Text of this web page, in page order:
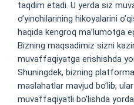
taqdim etadi. U yerda siz
o’yinchilarining hikoyalarini
haqida kengroq ma’lumotga
Bizning maqsadimiz sizni
muvaffaqiyatga erishishda
Shuningdek, bizning
maslahatlar mavjud bo’lib,
muvaffaqiyatli bo’lishda